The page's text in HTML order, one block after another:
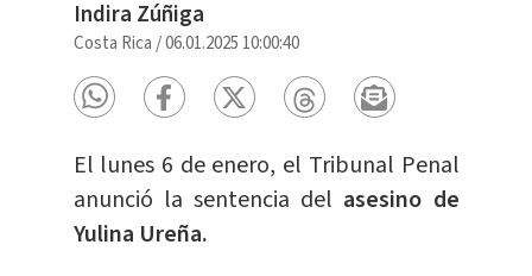
Indira Zúñiga
Costa Rica /06.01.2025 10:00:40
El lunes 6 de enero, el Tribunal Penal
anunció la sentencia del asesino de
Yulina Ureña.